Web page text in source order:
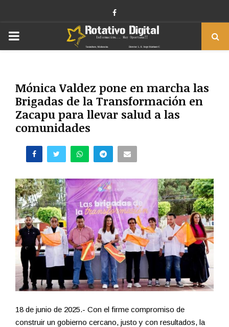
Facebook
PRIMARY
Mónica Valdez pone en marcha las
Brigadas de la Transformación en
Zacapu para llevar salud a las
comunidades
18 de junio de 2025.- Con el firme compromiso de
construir un gobierno cercano, justo y con resultados, la